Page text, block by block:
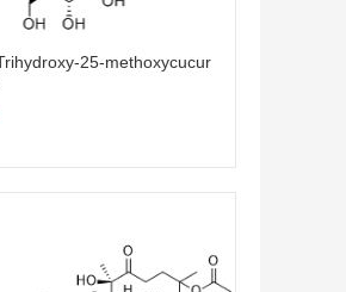
25-methoxycucur
7-O-glucoside